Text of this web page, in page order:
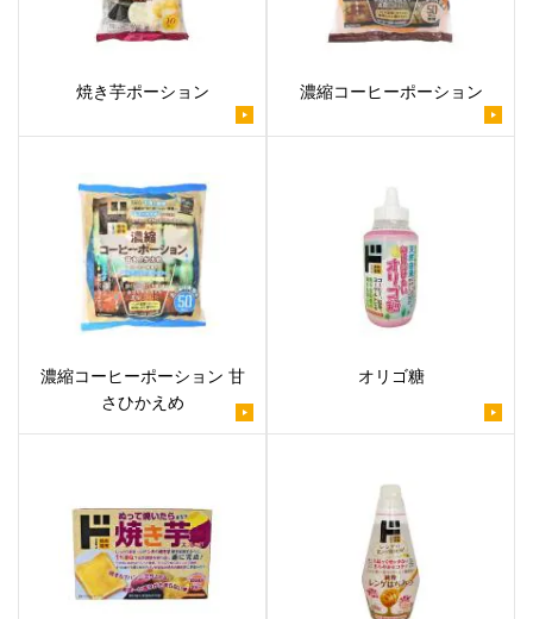
焼き芋ポーション 濃縮コーヒーポーション
濃縮コーヒーポーション 甘
さひかえめ
オリゴ糖